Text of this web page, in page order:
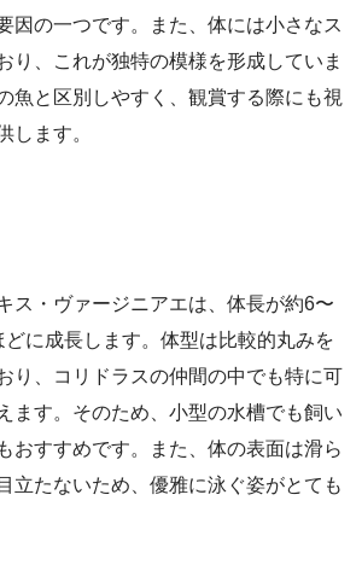
因の一つです。また、体には小さなス
り、これが独特の模様を形成していま
魚と区別しやすく、観賞する際にも視
します。
ス・ヴァージニアエは、体長が約6〜
に成長します。体型は比較的丸みを
り、コリドラスの仲間の中でも特に可
ます。そのため、小型の水槽でも飼い
おすすめです。また、体の表面は滑ら
立たないため、優雅に泳ぐ姿がとても